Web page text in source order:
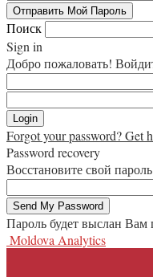
Поиск
Sign in
Добро пожаловать!
Forgot your password? Get
Password recovery
Восстановите свой пароль
Пароль будет выслан Вам
Moldova Analytics